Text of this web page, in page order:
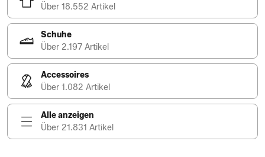
Über 18.552 Artikel
Schuhe
Über 2.197 Artikel
Accessoires
Über 1.082 Artikel
Alle anzeigen
Über 21.831 Artikel